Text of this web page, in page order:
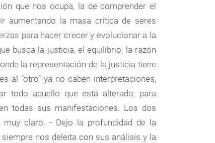
que nos ocupa, la de comprender el
aumentando la masa crítica de seres
para hacer crecer y evolucionar a la
busca la justicia, el equilibrio, la razón
la representación de la justicia tiene
al “otro” ya no caben interpretaciones,
todo aquello que está alterado, para
todas sus manifestaciones. Los dos
claro. - Dejo la profundidad de la
nos deleita con sus análisis y la